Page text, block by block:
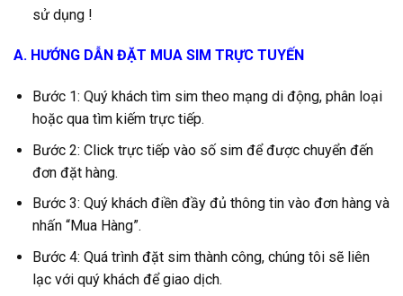
sử dụng !
A. HƯỚNG DẪN ĐẶT MUA SIM TRỰC TUYẾN
Bước 1: Quý khách tìm sim theo mạng di động, phân loại
hoặc qua tìm kiếm trực tiếp.
Bước 2: Click trực tiếp vào số sim để được chuyển đến
đơn đặt hàng.
Bước 3: Quý khách điền đầy đủ thông tin vào đơn hàng và
nhấn “Mua Hàng”.
Bước 4: Quá trình đặt sim thành công, chúng tôi sẽ liên
lạc với quý khách để giao dịch.